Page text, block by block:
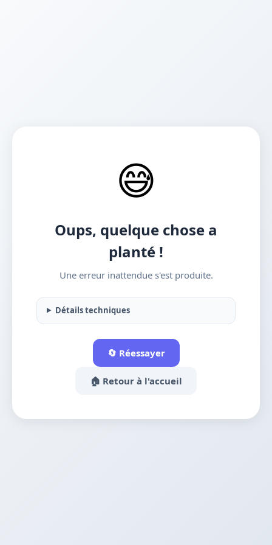
😅
Oups, quelque chose a
planté !
Une erreur inattendue s'est produite.
Détails techniques
🔄 Réessayer
🏠 Retour à l'accueil